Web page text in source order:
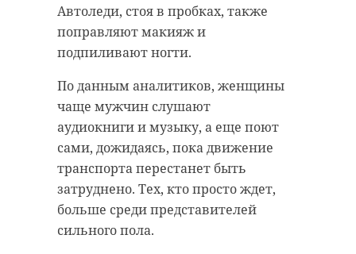
Автоледи, стоя в пробках, также
поправляют макияж и
подпиливают ногти.
По данным аналитиков, женщины
чаще мужчин слушают
аудиокниги и музыку, а еще поют
сами, дожидаясь, пока движение
транспорта перестанет быть
затруднено. Тех, кто просто ждет,
больше среди представителей
сильного пола.
АССЛО лодейное поле
Поделиться статьей:
РЕКОМЕНДУЕМ